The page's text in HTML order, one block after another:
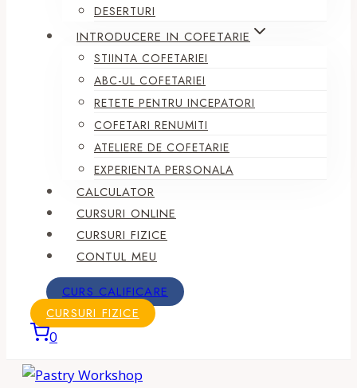
DESERTURI
INTRODUCERE IN COFETARIE
STIINTA COFETARIEI
ABC-UL COFETARIEI
RETETE PENTRU INCEPATORI
COFETARI RENUMITI
ATELIERE DE COFETARIE
EXPERIENTA PERSONALA
CALCULATOR
CURSURI ONLINE
CURSURI FIZICE
CONTUL MEU
CURS CALIFICARE
CURSURI FIZICE
0